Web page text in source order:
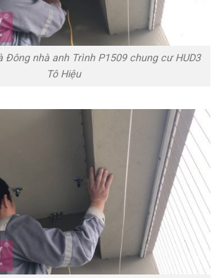
Đông nhà anh Trình P1509 chung cư HUD3
Tô Hiệu